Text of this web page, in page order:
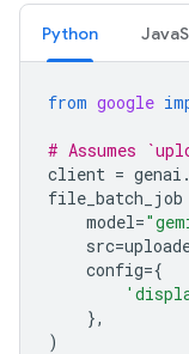
Python
from google
# Assumes
client = genai .
file_batch_job
model=
src=
config={
},
)